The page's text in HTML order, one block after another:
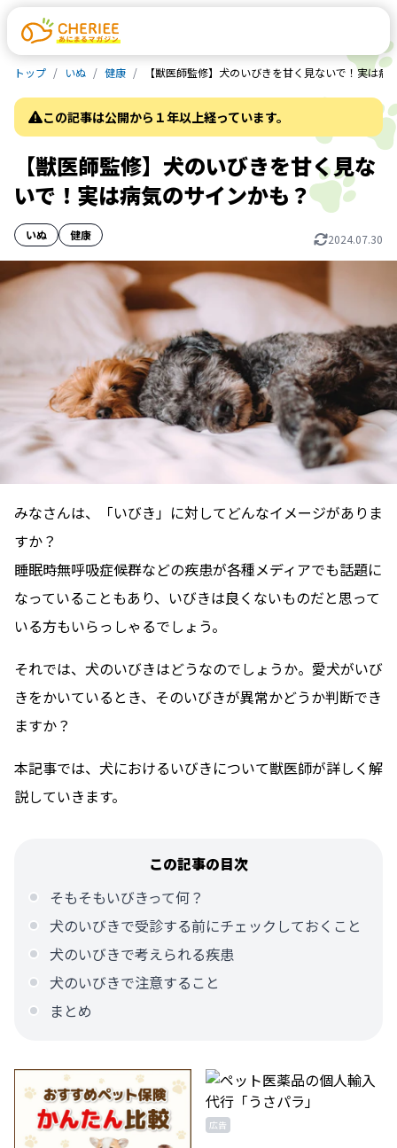
トップ いぬ 健康 【獣医師監修】犬のいびきを甘く見ないで！実は病
この記事は公開から１年以上経っています。
【獣医師監修】犬のいびきを甘く見な
いで！実は病気のサインかも？
いぬ 健康 2024.07.30
みなさんは、「いびき」に対してどんなイメージがありま
すか？
睡眠時無呼吸症候群などの疾患が各種メディアでも話題に
なっていることもあり、いびきは良くないものだと思って
いる方もいらっしゃるでしょう。
それでは、犬のいびきはどうなのでしょうか。愛犬がいび
きをかいているとき、そのいびきが異常かどうか判断でき
ますか？
本記事では、犬におけるいびきについて獣医師が詳しく解
説していきます。
この記事の目次
そもそもいびきって何？
犬のいびきで受診する前にチェックしておくこと
犬のいびきで考えられる疾患
犬のいびきで注意すること
まとめ
広告